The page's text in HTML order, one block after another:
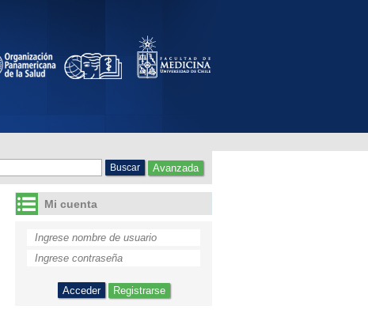
Avanzada
Mi cuenta
Registrarse